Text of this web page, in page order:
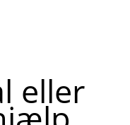
eller